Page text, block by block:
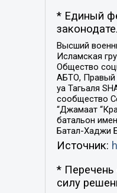
* Единый
Высший
Исламская
Общество
АБТО, Правый
уа Тагьаля
сообщество
“Джамаат
батальон
Батал-Хаджи
Источник:
* Перечень
силу